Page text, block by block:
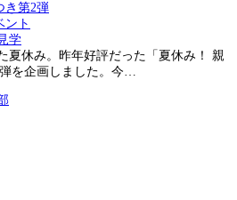
き第2弾
ント
学
夏休み。昨年好評だった「夏休み！ 親
を企画しました。今…